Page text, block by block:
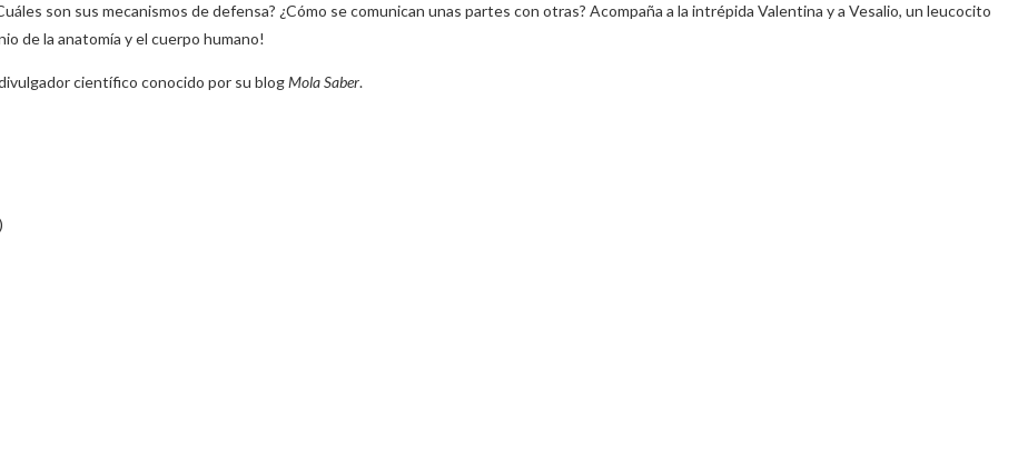
son sus mecanismos de defensa? ¿Cómo se comunican unas partes con otras? Acompaña a la intrépida Valentina y a Vesalio, un leucocito
de la anatomía y el cuerpo humano!
científico conocido por su blogMola Saber.